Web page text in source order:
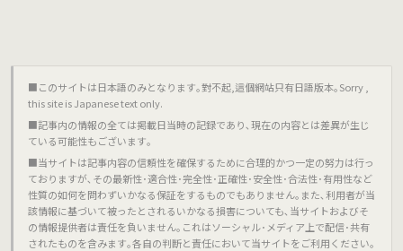
■このサイトは日本語のみとなります｡對不起,這個網站只有日語版本｡Sorry ,
this site is Japanese text only.
■記事内の情報の全ては掲載日当時の記録であり､現在の内容とは差異が生じ
ている可能性もございます｡
■当サイトは記事内容の信頼性を確保するために合理的かつ一定の努力は行っ
ておりますが､その最新性･適合性･完全性･正確性･安全性･合法性･有用性など
性質の如何を問わずいかなる保証をするものでもありません｡また､利用者が当
該情報に基づいて被ったとされるいかなる損害についても､当サイトおよびそ
の情報提供者は責任を負いません｡これはソーシャル･メディア上で配信･共有
されたものを含みます｡各自の判断と責任において当サイトをご利用ください｡